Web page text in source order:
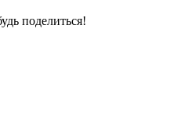
поделиться!